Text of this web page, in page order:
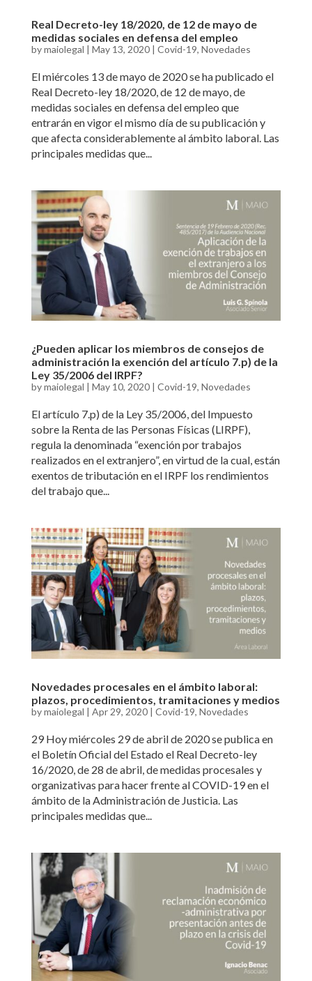
Real Decreto-ley 18/2020, de 12 de mayo de
medidas sociales en defensa del empleo
bymaiolegal | May 13, 2020| Covid-19, Novedades
El miércoles 13 de mayo de 2020 se ha publicado el
Real Decreto-ley 18/2020, de 12 de mayo, de
medidas sociales en defensa del empleo que
entrarán en vigor el mismo día de su publicación y
que afecta considerablemente al ámbito laboral. Las
principales medidas que...
¿Pueden aplicar los miembros de consejos de
administración la exención del artículo 7.p) de la
Ley 35/2006 del IRPF?
bymaiolegal | May 10, 2020| Covid-19, Novedades
El artículo 7.p) de la Ley 35/2006, del Impuesto
sobre la Renta de las Personas Físicas (LIRPF),
regula la denominada “exención por trabajos
realizados en el extranjero”, en virtud de la cual, están
exentos de tributación en el IRPF los rendimientos
del trabajo que...
Novedades procesales en el ámbito laboral:
plazos, procedimientos, tramitaciones y medios
bymaiolegal | Apr 29, 2020| Covid-19, Novedades
29 Hoy miércoles 29 de abril de 2020 se publica en
el Boletín Oficial del Estado el Real Decreto-ley
16/2020, de 28 de abril, de medidas procesales y
organizativas para hacer frente al COVID-19 en el
ámbito de la Administración de Justicia. Las
principales medidas que...